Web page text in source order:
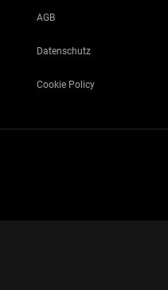
AGB
Datenschutz
Cookie Policy